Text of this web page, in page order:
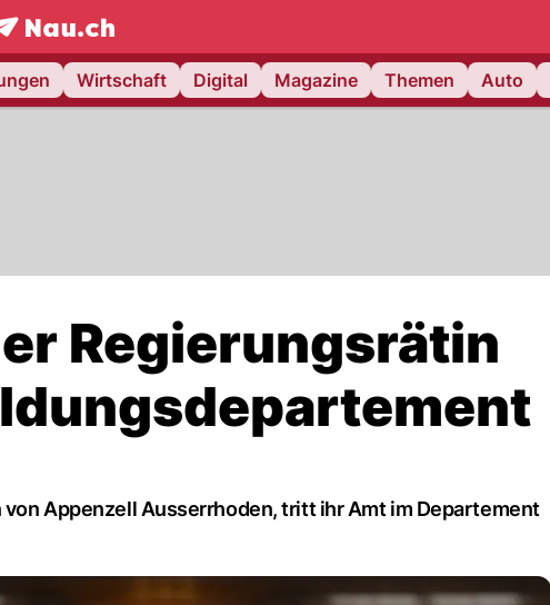
NAU.ch
Wirtschaft Digital Magazine Themen Auto
Regierungsrätin
Appenzell Ausserrhoden, tritt ihr Amt im Departement